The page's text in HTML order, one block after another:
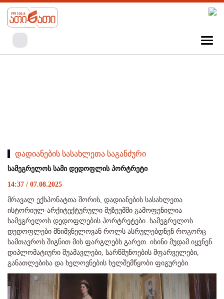
დადიანების სასახლეთა საგანძური
სამეგრელოს სამი დედოფლის პორტრეტი
14:37 / 07.08.2025
მრავალ ექსპონატთა შორის, დადიანების სასახლეთა
ისტორიულ-არქიტექტურული მუზეუმში გამოფენილია
სამეგრელოს დედოფლების პორტრეტები. სამეგრელოს
დედოფლები მნიშვნელოვან როლს ასრულებდნენ როგორც
სამთავროს შიგნით მის ფარგლებს გარეთ. ისინი მუდამ იყვნენ
დიპლომატიური შუამავლები, სარწმუნოების მფარველები,
განათლებისა და ხელოვნების ხელშემწყობი ფიგურები.